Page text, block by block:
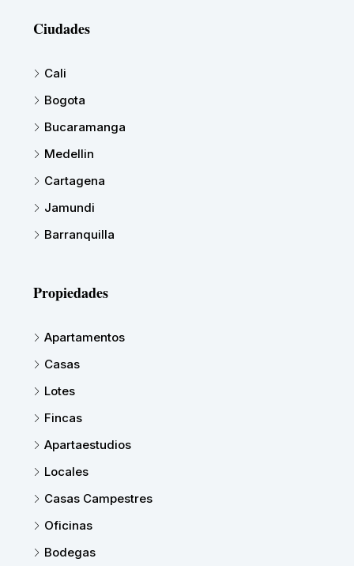
Ciudades
Cali
Bogota
Bucaramanga
Medellin
Cartagena
Jamundi
Barranquilla
Propiedades
Apartamentos
Casas
Lotes
Fincas
Apartaestudios
Locales
Casas Campestres
Oficinas
Bodegas